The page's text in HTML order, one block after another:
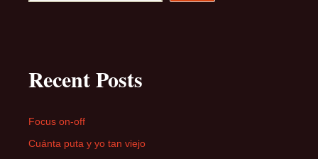
Recent Posts
Focus on-off
Cuánta puta y yo tan viejo